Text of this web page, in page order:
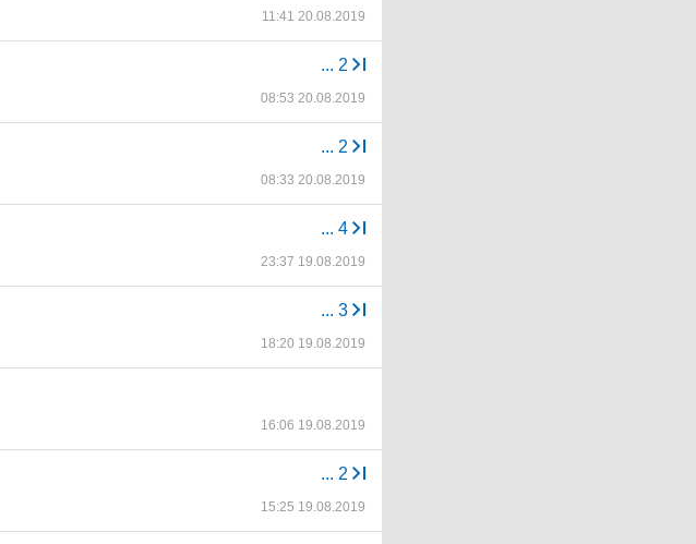
11:41 20.08.2019
... 2
08:53 20.08.2019
... 2
08:33 20.08.2019
... 4
23:37 19.08.2019
... 3
18:20 19.08.2019
16:06 19.08.2019
... 2
15:25 19.08.2019